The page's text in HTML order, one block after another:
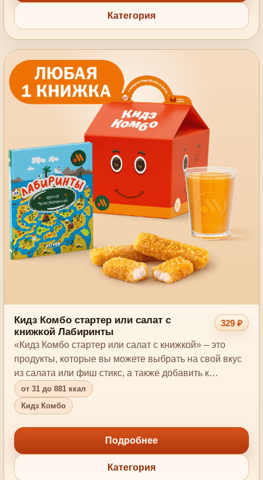
Категория
Кидз Комбо стартер или салат с
книжкой Лабиринты
329 ₽
«Кидз Комбо стартер или салат с книжкой» – это
продукты, которые вы можете выбрать на свой вкус
из салата или фиш стикс, а также добавить к…
от 31 до 881 ккал
Кидз Комбо
Подробнее
Категория